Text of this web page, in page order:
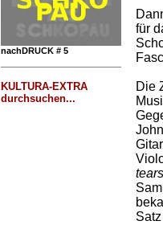
nachDRUCK # 5
KULTURA-EXTRA
durchsuchen...
für
Die
tears